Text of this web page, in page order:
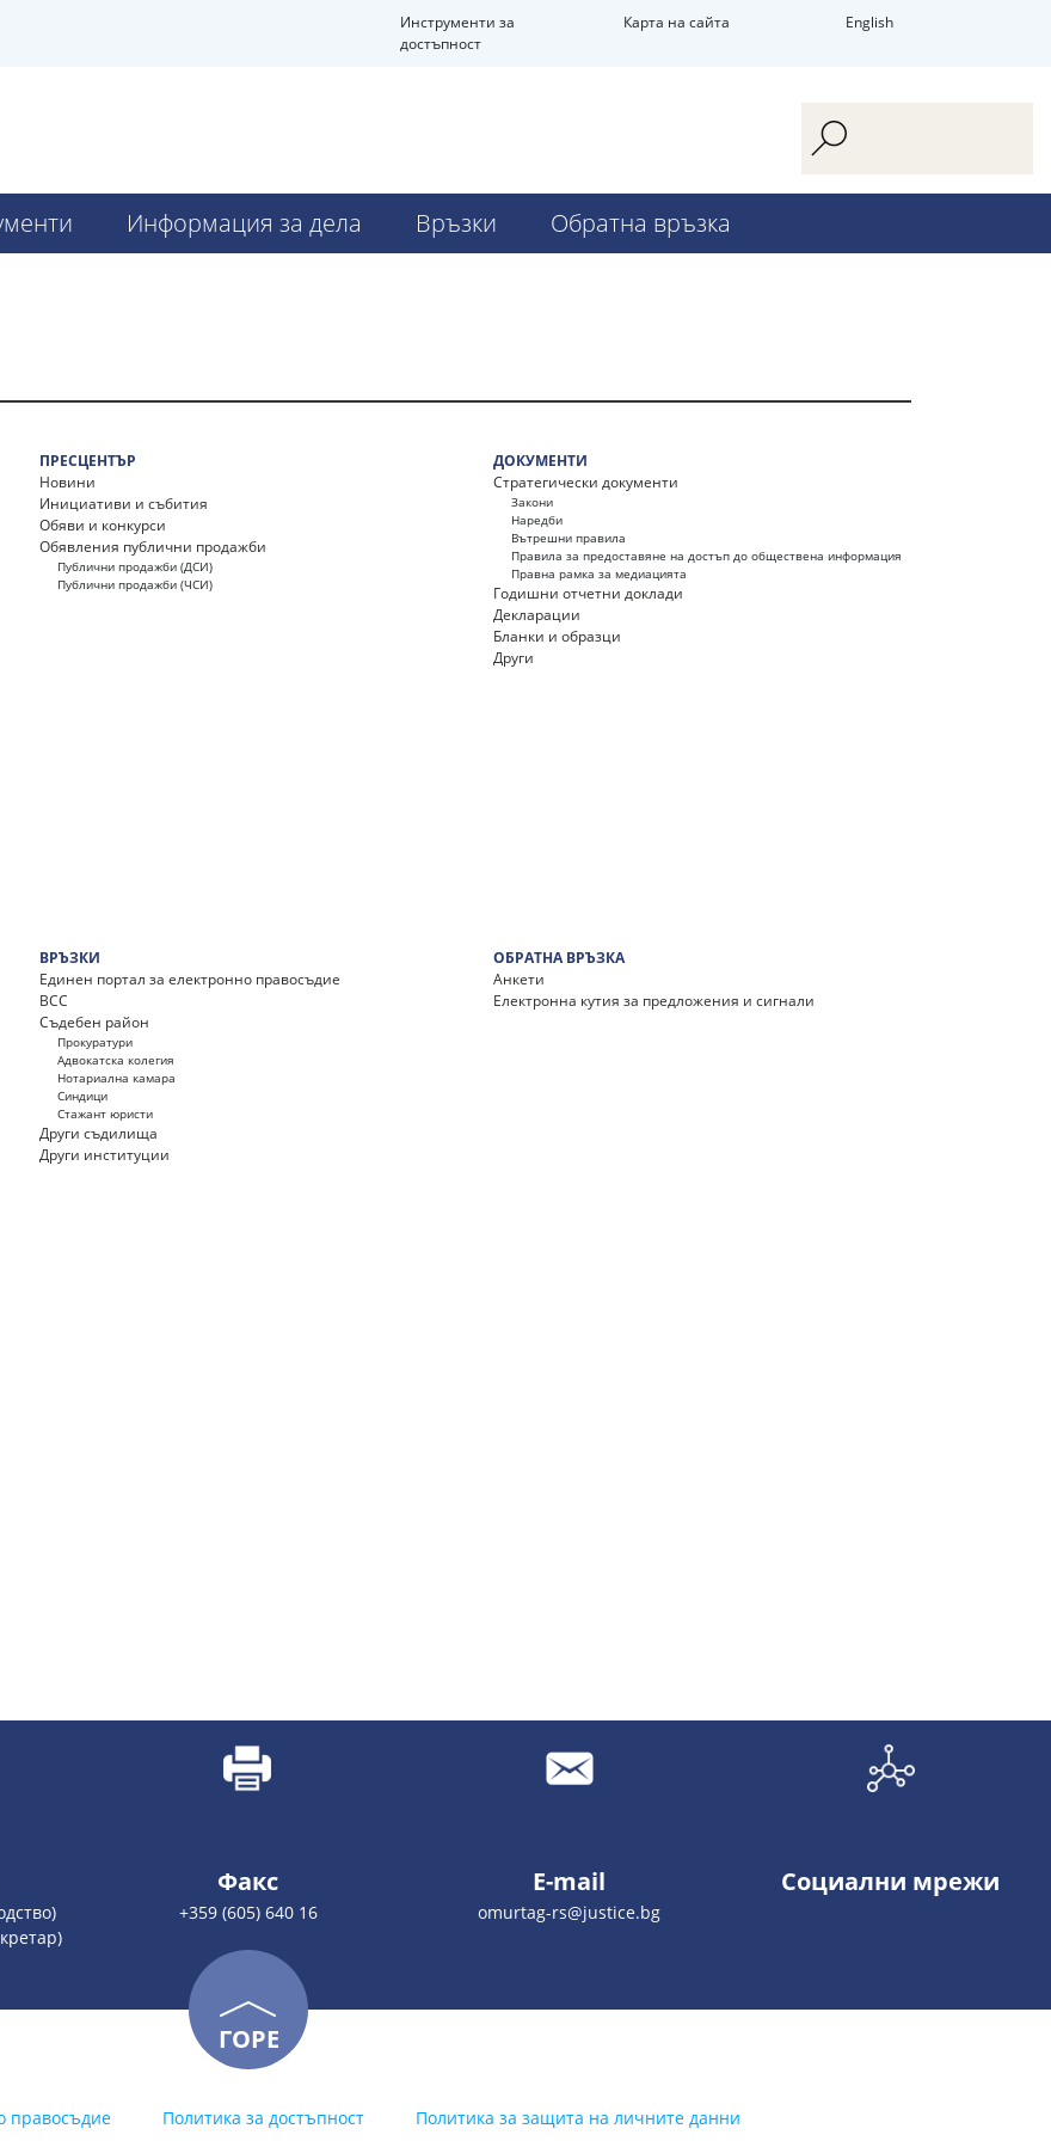
Инструменти за
достъпност
Карта на сайта English
Информация за дела Връзки Обратна връзка
ПРЕСЦЕНТЪР
Новини
Инициативи и събития
Обяви и конкурси
Обявления публични продажби
Публични продажби (ДСИ)
Публични продажби (ЧСИ)
ДОКУМЕНТИ
Стратегически документи
Закони
Наредби
Вътрешни правила
Правила за предоставяне на достъп до обществена информация
Правна рамка за медиацията
Годишни отчетни доклади
Декларации
Бланки и образци
Други
ВРЪЗКИ
Единен портал за електронно правосъдие
ВСС
Съдебен район
Прокуратури
Адвокатска колегия
Нотариална камара
Синдици
Стажант юристи
Други съдилища
Други институции
ОБРАТНА ВРЪЗКА
Анкети
Електронна кутия за предложения и сигнали
Факс
+359 (605) 640 16
E-mail
omurtag-rs@justice.bg
Социални мрежи
ГОРЕ
правосъдие Политика за достъпност Политика за защита на личните данни